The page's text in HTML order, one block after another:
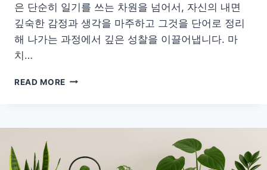
은 단순히 일기를 쓰는 차원을 넘어서, 자신의 내면
깊숙한 감정과 생각을 마주하고 그것을 단어로 정리
해 나가는 과정에서 깊은 성찰을 이끌어냅니다. 마
치…
READ MORE 글
상
마